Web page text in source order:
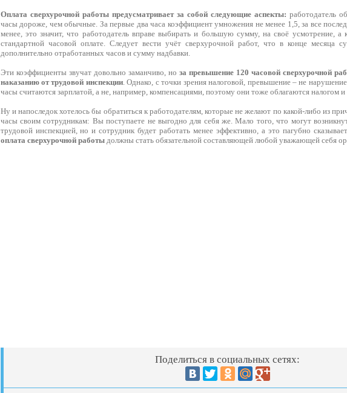
Оплата сверхурочной работы предусматривает за собой следующие аспекты: работодатель
часы дороже, чем обычные. За первые два часа коэффициент умножения не менее 1,5, за все
менее, это значит, что работодатель вправе выбирать и большую сумму, на своё усмотрение, а
стандартной часовой оплате. Следует вести учёт сверхурочной работ, что в конце месяца
дополнительно отработанных часов и сумму надбавки.
Эти коэффициенты звучат довольно заманчиво, но за превышение 120 часовой сверхурочной
наказанию от трудовой инспекции. Однако, с точки зрения налоговой, превышение – не
часы считаются зарплатой, а не, например, компенсациями, поэтому они тоже облагаются налогом
Ну и напоследок хотелось бы обратиться к работодателям, которые не желают по какой-либо из
часы своим сотрудникам: Вы поступаете не выгодно для себя же. Мало того, что могут
трудовой инспекцией, но и сотрудник будет работать менее эффективно, а это пагубно
оплата сверхурочной работыдолжны стать обязательной составляющей любой уважающей себя
Поделиться в социальных сетях: